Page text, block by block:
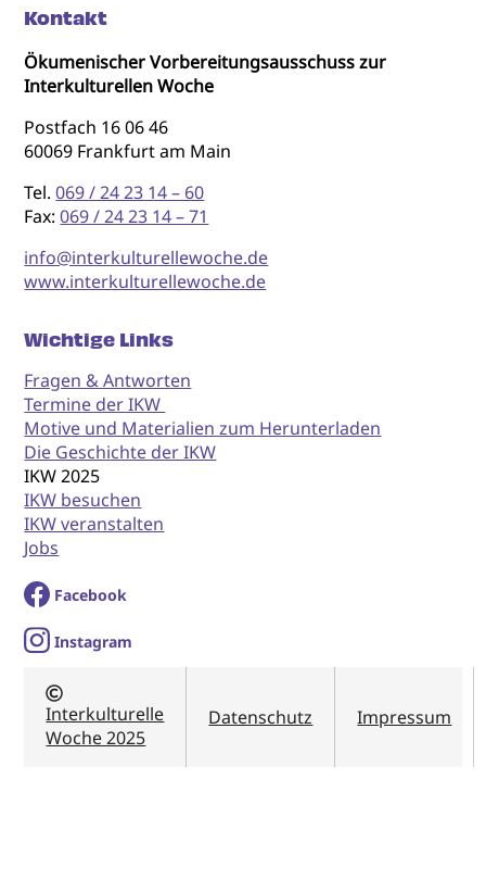
Kontakt
Ökumenischer Vorbereitungsausschuss zur
Interkulturellen Woche
Postfach 16 06 46
60069 Frankfurt am Main
Tel.069 / 24 23 14 – 60
Fax:069 / 24 23 14 – 71
info@interkulturellewoche.de
www.interkulturellewoche.de
Wichtige Links
Fragen & Antworten
Termine der IKW
Motive und Materialien zum Herunterladen
Die Geschichte der IKW
IKW 2025
IKW besuchen
IKW veranstalten
Jobs
Facebook
Instagram
Interkulturelle
Woche 2025
Datenschutz Impressum